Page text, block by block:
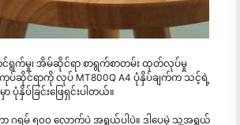
ရွက်မှု၊ အိမ်ဆိုင်ရာ စာရွက်စာတမ်း ထုတ်လုပ်မှု
ပ်ဆိုင်ရာကို လုပ် MT800Q A4 ပုံနှိပ်ချက်က သင့်ရဲ့
နှိပ်ခြင်းဖြေရှင်းပါတယ်။
ဂရမ် ၅၀၀ လောက်ပဲ အရွယ်ပါပဲ။ ဒါပေမဲ့ သူ့အရွယ်